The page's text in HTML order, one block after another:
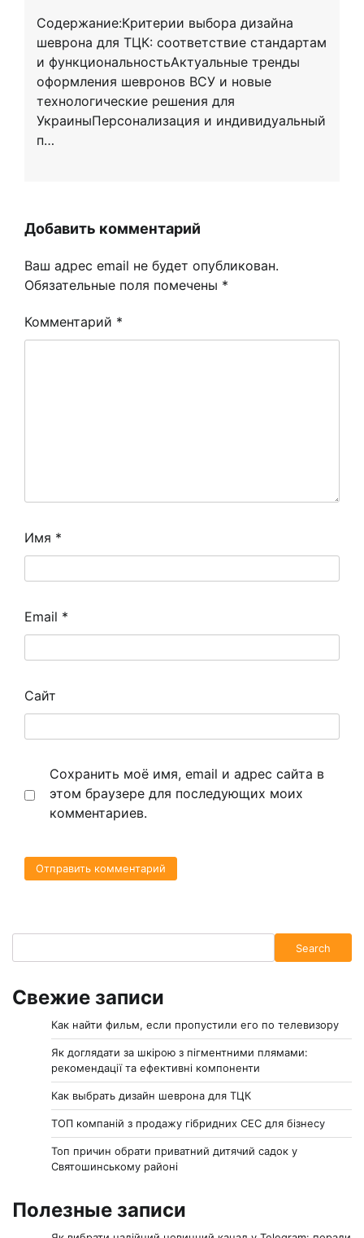
Содержание:Критерии выбора дизайна
шеврона для ТЦК: соответствие стандартам
и функциональностьАктуальные тренды
оформления шевронов ВСУ и новые
технологические решения для
УкраиныПерсонализация и индивидуальный
п…
Добавить комментарий
Ваш адрес email не будет опубликован.
Обязательные поля помечены *
Комментарий *
Имя *
Email *
Сайт
Сохранить моё имя, email и адрес сайта в
этом браузере для последующих моих
комментариев.
Search
Свежие записи
Как найти фильм, если пропустили его по телевизору
Як доглядати за шкірою з пігментними плямами:
рекомендації та ефективні компоненти
Как выбрать дизайн шеврона для ТЦК
ТОП компаній з продажу гібридних СЕС для бізнесу
Топ причин обрати приватний дитячий садок у
Святошинському районі
Полезные записи